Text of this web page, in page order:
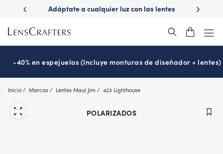
main
content
con
Adáptate a cualquier luz con las lentes
¿Es
-40% en espejuelos (Incluye monturas de diseñador + lentes)
Inicio Marcas Lentes Maui Jim 423 Lighthouse
POLARIZADOS